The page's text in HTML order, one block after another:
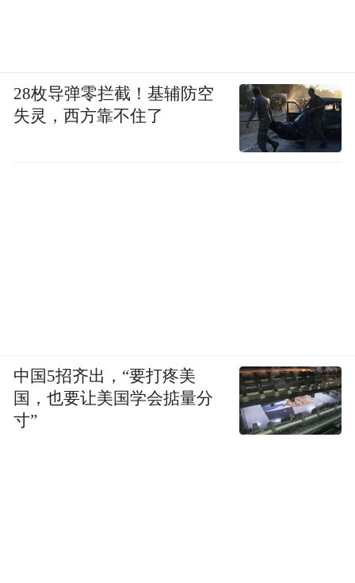
28枚导弹零拦截！基辅防空
失灵，西方靠不住了
中国5招齐出，“要打疼美
国，也要让美国学会掂量分
寸”